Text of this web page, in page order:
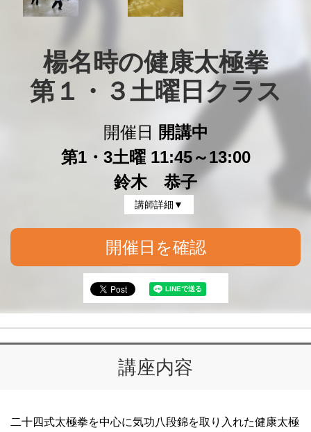
楊名時の健康太極拳
第１・３土曜日クラス
開催日
開講中
第1・3土曜 11:45～13:00
鈴木 恭子
講師詳細▼
開催日を確認
講座内容
二十四式太極拳を中心に気功八段錦を取り入れた健康太極